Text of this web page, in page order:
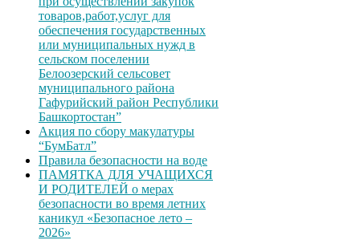
товаров,работ,услуг для
обеспечения государственных
или муниципальных нужд в
сельском поселении
Белоозерский сельсовет
муниципального района
Гафурийский район Республики
Башкортостан”
Акция по сбору макулатуры
“БумБатл”
Правила безопасности на воде
ПАМЯТКА ДЛЯ УЧАЩИХСЯ
И РОДИТЕЛЕЙ о мерах
безопасности во время летних
каникул «Безопасное лето –
2026»